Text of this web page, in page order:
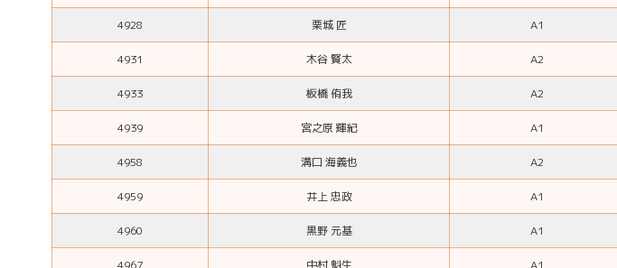
4928 栗城 匠 A1
4931 木谷 賢太 A2
4933 板橋 侑我 A2
4939 宮之原 輝紀 A1
4958 溝口 海義也 A2
4959 井上 忠政 A1
4960 黒野 元基 A1